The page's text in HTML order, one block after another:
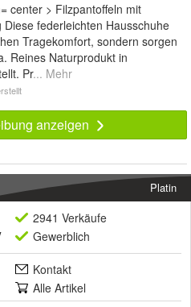
center > Filzpantoffeln mit
federleichten Hausschuhe
Tragekomfort, sondern sorgen
Reines Naturprodukt in
Pr... Mehr
anzeigen
Platin
2941 Verkäufe
Gewerblich
Kontakt
Alle Artikel